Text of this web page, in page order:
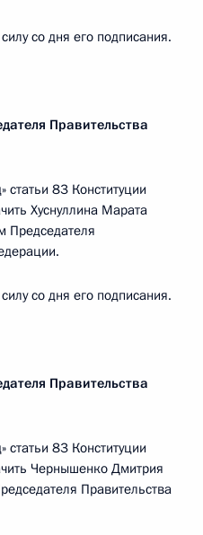
со дня его подписания.
Правительства
статьи 83 Конституции
Хуснуллина Марата
Председателя
со дня его подписания.
Правительства
статьи 83 Конституции
Чернышенко Дмитрия
Правительства